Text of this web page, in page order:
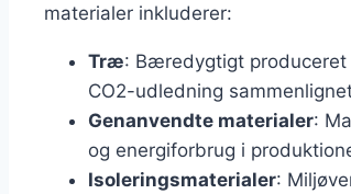
materialer inkluderer:
Træ: Bæredygtigt
CO2-udledning
Genanvendte materialer:
og energiforbrug i
Isoleringsmaterialer: